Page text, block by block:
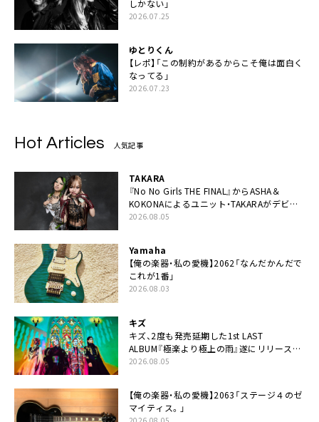
しかない」
2026.07.25
ゆとりくん
【レポ】「この制約があるからこそ俺は面白く
なってる」
2026.07.23
Hot Articles 人気記事
TAKARA
『No No Girls THE FINAL』からASHA＆
KOKONAによるユニット・TAKARAがデビュ
ー
2026.08.05
Yamaha
【俺の楽器・私の愛機】2062「なんだかんだで
これが1番」
2026.08.03
キズ
キズ、2度も発売延期した1st LAST
ALBUM『極楽より極上の雨』遂にリリース。
収録曲「はじまり」MV公開
2026.08.05
【俺の楽器・私の愛機】2063「ステージ４のゼ
マイティス。」